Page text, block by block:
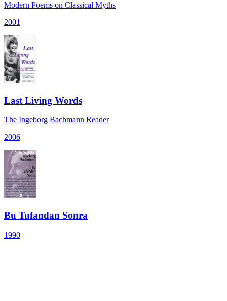
Modern Poems on Classical Myths
2001
Last Living Words
The Ingeborg Bachmann Reader
2006
Bu Tufandan Sonra
1990